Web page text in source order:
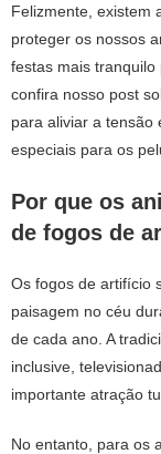
Felizmente, existem
proteger os nossos
festas mais
confira nosso post
para aliviar a tensão
especiais para os
Por que os
de fogos de
Os fogos de artifício
paisagem no céu
de cada ano. A
inclusive,
importante atração
No entanto, para os